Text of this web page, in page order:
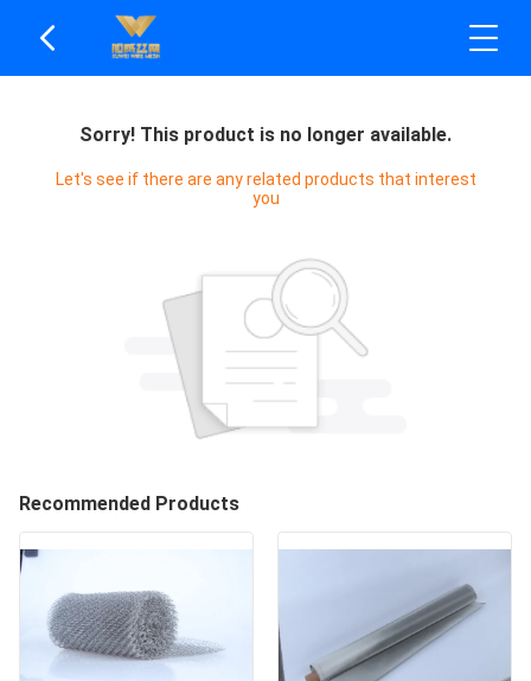
Sorry! This product is no longer available.
Let's see if there are any related products that interest
you
Recommended Products